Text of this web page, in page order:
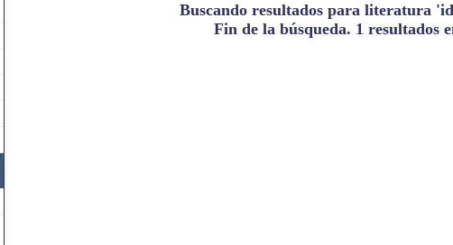
Buscando resultados para literatura
Fin de la búsqueda. 1 resultados